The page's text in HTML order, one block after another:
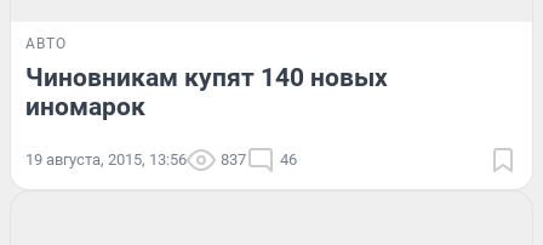
АВТО
Чиновникам купят 140 новых
иномарок
19 августа, 2015, 13:56 837 46